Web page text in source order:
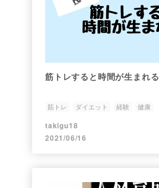
筋トレすると時間が生まれる
筋トレ ダイエット 経験 健康
takigu18
2021/06/16